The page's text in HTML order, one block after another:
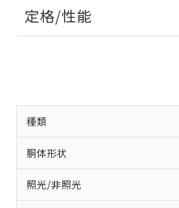
定格/性能
種類
胴体形状
照光/非照光